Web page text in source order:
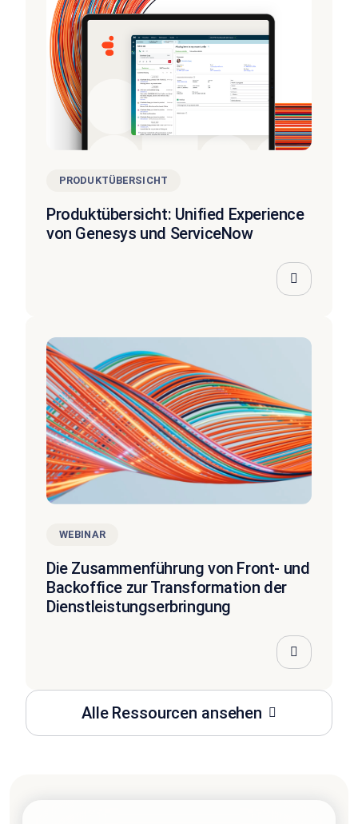
Alle Ressourcen ansehen
PRODUKTÜBERSICHT
Produktübersicht: Unified Experience
von Genesys und ServiceNow
WEBINAR
Die Zusammenführung von Front- und
Backoffice zur Transformation der
Dienstleistungserbringung